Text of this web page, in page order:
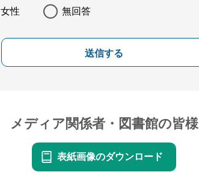
女性 無回答
送信する
メディア関係者・図書館の皆様
表紙画像のダウンロード